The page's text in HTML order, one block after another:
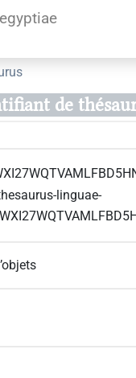
de
linguae-